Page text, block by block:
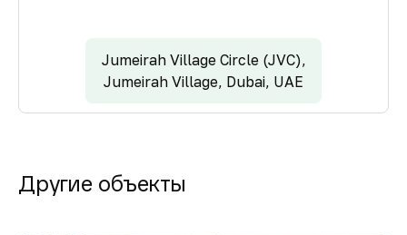
Jumeirah Village Circle (JVC),
Jumeirah Village, Dubai, UAE
Другие объекты